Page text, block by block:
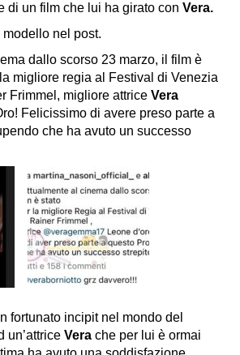
di un film che lui ha girato con Vera.
nel post.
dallo scorso 23 marzo, il film è
migliore regia al Festival di Venezia
Frimmel, migliore attrice Vera
Felicissimo di avere preso parte a
che ha avuto un successo
fortunato incipit nel mondo del
un’attrice Vera che per lui è ormai